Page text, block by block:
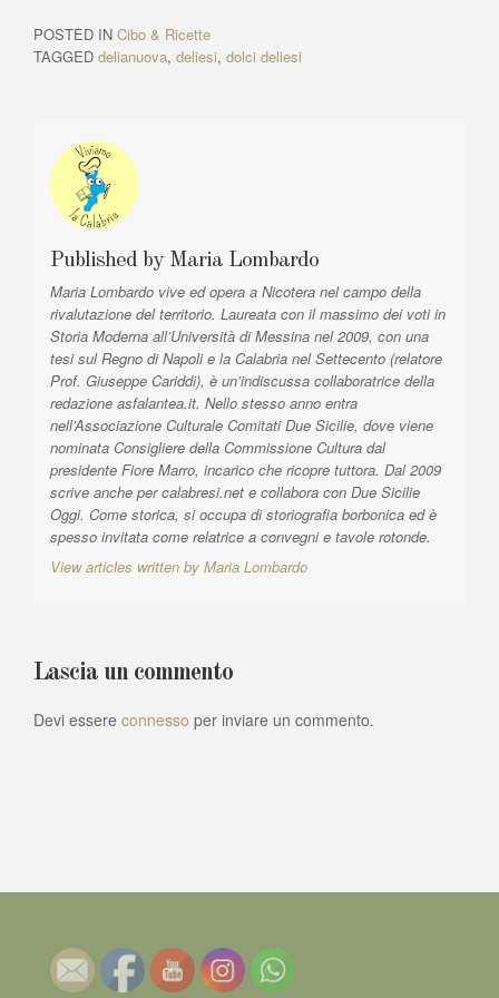
a
z
u
s
A
i
c
POSTED IN Cibo & Ricette
TAGGED delianuova, deliesi, dolci deliesi
Published byMaria Lombardo
Maria Lombardo vive ed opera a Nicotera nel campo della
rivalutazione del territorio. Laureata con il massimo dei voti in
Storia Moderna all’Università di Messina nel 2009, con una
tesi sul Regno di Napoli e la Calabria nel Settecento (relatore
Prof. Giuseppe Cariddi), è un’indiscussa collaboratrice della
redazione asfalantea.it. Nello stesso anno entra
nell’Associazione Culturale Comitati Due Sicilie, dove viene
nominata Consigliere della Commissione Cultura dal
presidente Fiore Marro, incarico che ricopre tuttora. Dal 2009
scrive anche per calabresi.net e collabora con Due Sicilie
Oggi. Come storica, si occupa di storiografia borbonica ed è
spesso invitata come relatrice a convegni e tavole rotonde.
View articles written by Maria Lombardo
Lascia un commento
Devi essere connesso per inviare un commento.